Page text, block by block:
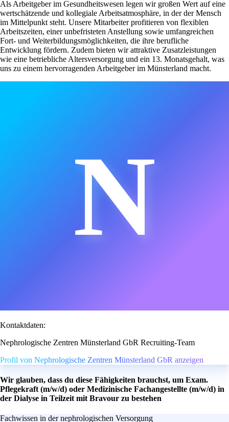
Als Arbeitgeber im Gesundheitswesen legen wir großen Wert auf eine
wertschätzende und kollegiale Arbeitsatmosphäre, in der der Mensch
im Mittelpunkt steht. Unsere Mitarbeiter profitieren von flexiblen
Arbeitszeiten, einer unbefristeten Anstellung sowie umfangreichen
Fort- und Weiterbildungsmöglichkeiten, die ihre berufliche
Entwicklung fördern. Zudem bieten wir attraktive Zusatzleistungen
wie eine betriebliche Altersversorgung und ein 13. Monatsgehalt, was
uns zu einem hervorragenden Arbeitgeber im Münsterland macht.
N
Kontaktdaten:
Nephrologische Zentren Münsterland GbR Recruiting-Team
Profil von Nephrologische Zentren Münsterland GbR anzeigen
Wir glauben, dass du diese Fähigkeiten brauchst, um Exam.
Pflegekraft (m/w/d) oder Medizinische Fachangestellte (m/w/d) in
der Dialyse in Teilzeit mit Bravour zu bestehen
Fachwissen in der nephrologischen Versorgung